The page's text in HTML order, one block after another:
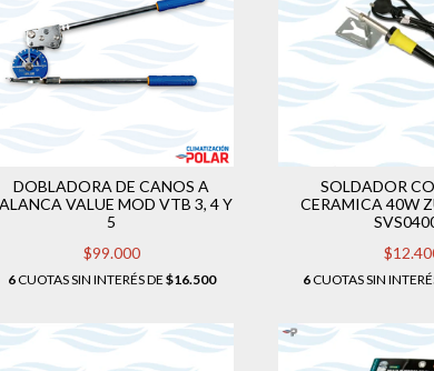
DOBLADORA DE CANOS A
VALUE MOD VTB 3, 4 Y
5
$99.000
6CUOTAS SIN INTERÉS DE $16.500
SOLDADOR
CERAMICA 40W
6CUOTAS SIN